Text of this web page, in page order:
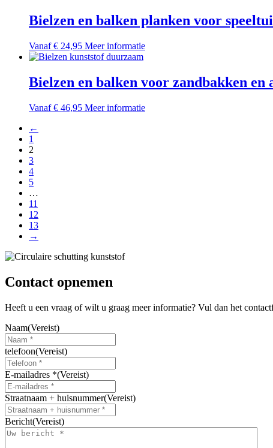
meerdere
variaties.
optie
worden
op
productpagina
Bielzen en balken planken voor
Vanaf € 24,95 Meer informatieDit
variaties.
optie
Bielzen en balken voor zandbakken en
Vanaf € 46,95 Meer informatieDit
←
1
2
3
4
5
…
11
12
13
→
Contact opnemen
Heeft u een vraag of wilt u graag meer informatie? Vul dan het
Naam(Vereist)
telefoon(Vereist)
E-mailadres *(Vereist)
Straatnaam + huisnummer(Vereist)
Bericht(Vereist)